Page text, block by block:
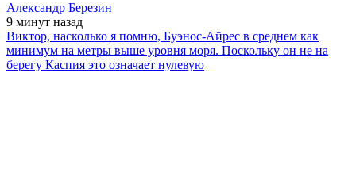
Александр Березин
9 минут назад
Виктор, насколько я помню, Буэнос-Айрес в среднем как
минимум на метры выше уровня моря. Поскольку он не на
берегу Каспия это означает нулевую